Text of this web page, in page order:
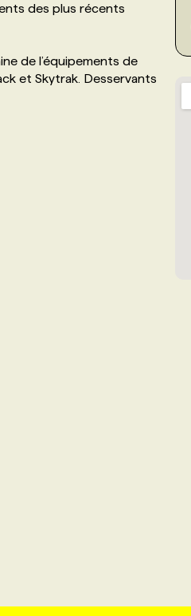
des plus récents
de l’équipements de
et Skytrak. Desservants